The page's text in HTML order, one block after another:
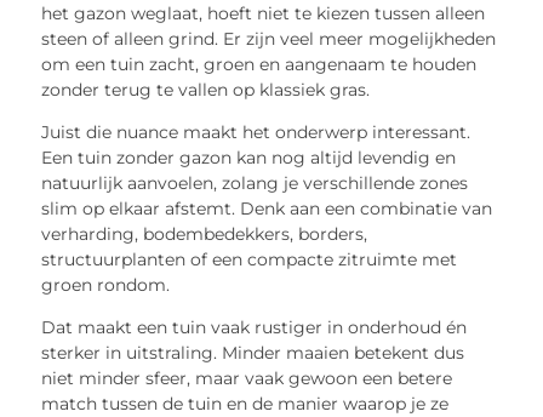
het gazon weglaat, hoeft niet te kiezen tussen alleen
steen of alleen grind. Er zijn veel meer mogelijkheden
om een tuin zacht, groen en aangenaam te houden
zonder terug te vallen op klassiek gras.
Juist die nuance maakt het onderwerp interessant.
Een tuin zonder gazon kan nog altijd levendig en
natuurlijk aanvoelen, zolang je verschillende zones
slim op elkaar afstemt. Denk aan een combinatie van
verharding, bodembedekkers, borders,
structuurplanten of een compacte zitruimte met
groen rondom.
Dat maakt een tuin vaak rustiger in onderhoud én
sterker in uitstraling. Minder maaien betekent dus
niet minder sfeer, maar vaak gewoon een betere
match tussen de tuin en de manier waarop je ze